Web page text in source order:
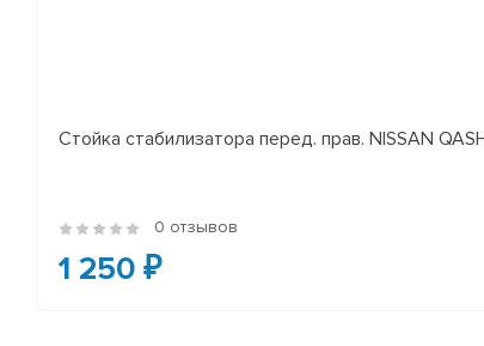
Стойка стабилизатора перед. прав. NISSAN
0 отзывов
1 250 ₽